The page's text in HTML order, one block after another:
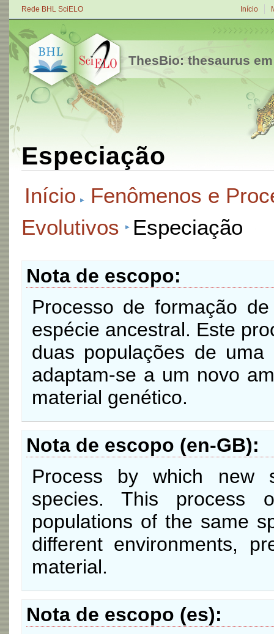
Rede BHL SciELO Início
ThesBio: thesaurus
Especiação
Início
Fenômenos e
Evolutivos
Especiação
Nota de escopo
Processo de formação
espécie ancestral. Este
duas populações de
adaptam-se a um novo
material genético.
Nota de escopo (en-GB)
Process by which new
species. This process
populations of the same
different environments,
material.
Nota de escopo (es)